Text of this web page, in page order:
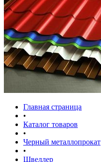
Главная страница
•
Каталог товаров
•
Черный металлопрокат
•
Швеллер